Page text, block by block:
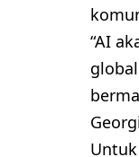
“AI